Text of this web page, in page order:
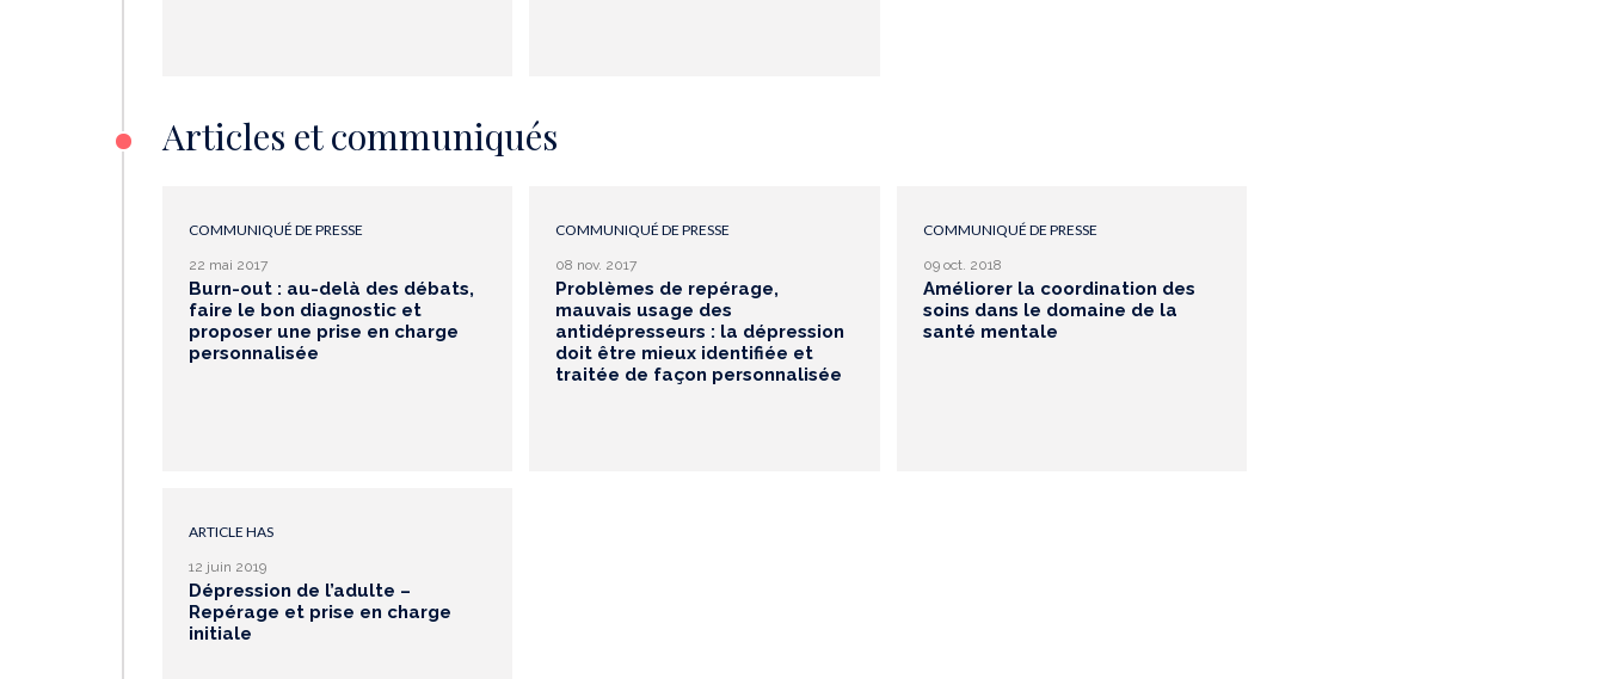
Articles et communiqués
COMMUNIQUÉ DE PRESSE
22 mai 2017
Burn-out : au-delà des débats,
faire le bon diagnostic et
proposer une prise en charge
personnalisée
COMMUNIQUÉ DE PRESSE
08 nov. 2017
Problèmes de repérage,
mauvais usage des
antidépresseurs : la dépression
doit être mieux identifiée et
traitée de façon personnalisée
COMMUNIQUÉ DE PRESSE
09 oct. 2018
Améliorer la coordination des
soins dans le domaine de la
santé mentale
ARTICLE HAS
12 juin 2019
Dépression de l’adulte –
Repérage et prise en charge
initiale